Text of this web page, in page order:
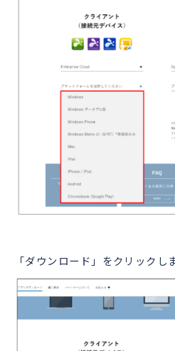
「ダウンロード」をクリックし